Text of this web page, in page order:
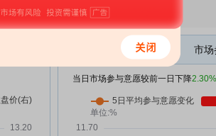
古鳌科技:关于向参股公司提供财
古鳌科技:关于2026年第四次临时
股东会变更会议地址的通知
古鳌科技:关于变更公司办公地址
及投资者联系电话的公告
户关注度有所上升，参与意愿有所减弱
市场
当日市场参与意愿较前一日下降2.30%